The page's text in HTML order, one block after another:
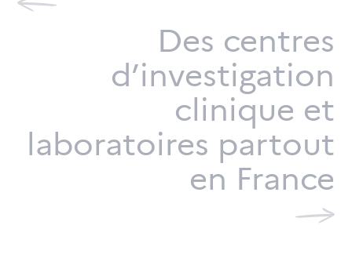
Des centres
d’investigation
clinique et
laboratoires partout
en France